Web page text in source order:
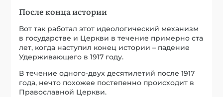
После конца истории
Вот так работал этот идеологический механизм
в государстве и Церкви в течение примерно ста
лет, когда наступил конец истории – падение
Удерживающего в 1917 году.
В течение одного-двух десятилетий после 1917
года, нечто похожее постепенно происходит в
Православной Церкви.